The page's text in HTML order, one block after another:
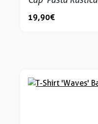
19,90 €